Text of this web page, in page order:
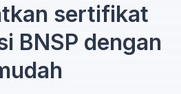
sertifikat
BNSP dengan